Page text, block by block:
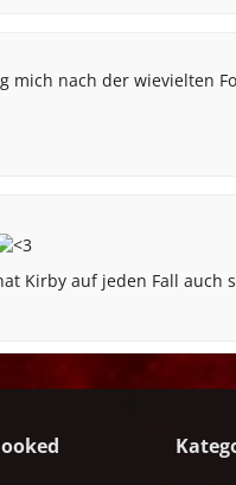
mich nach der wievielten
Kirby auf jeden Fall auch